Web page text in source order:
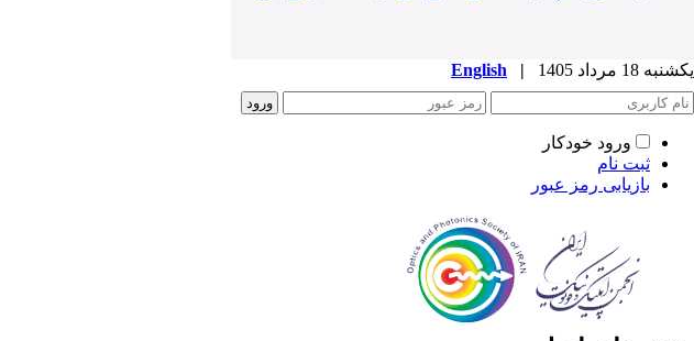
یکشنبه 18 مرداد 1405 |
English
ورود خودکار
ثبت نام
بازیابی رمز عبور